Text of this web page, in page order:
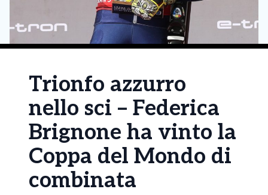
Trionfo azzurro
nello sci – Federica
Brignone ha vinto la
Coppa del Mondo di
combinata